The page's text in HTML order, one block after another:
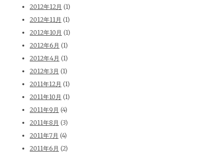
2012年12月 (1)
2012年11月 (1)
2012年10月 (1)
2012年6月 (1)
2012年4月 (1)
2012年3月 (1)
2011年12月 (1)
2011年10月 (1)
2011年9月 (4)
2011年8月 (3)
2011年7月 (4)
2011年6月 (2)